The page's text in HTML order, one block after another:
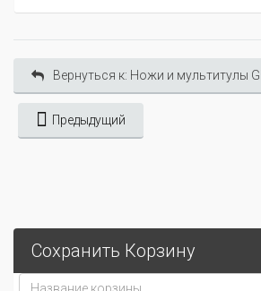
Вернуться к: Ножи и мультитулы
Предыдущий
Сохранить Корзину